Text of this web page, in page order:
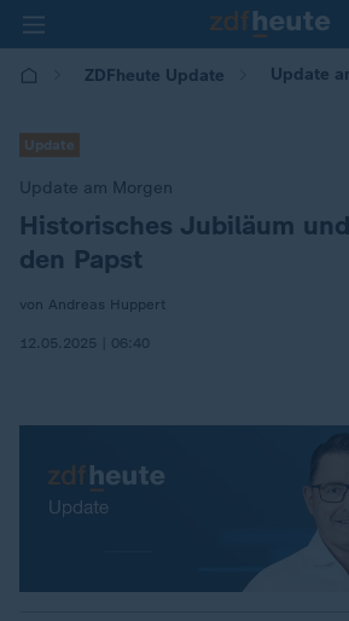
ZDFheute Update Update
Update
Update am Morgen
:Historisches Jubiläum
den Papst
von Andreas Huppert
12.05.2025 | 06:40